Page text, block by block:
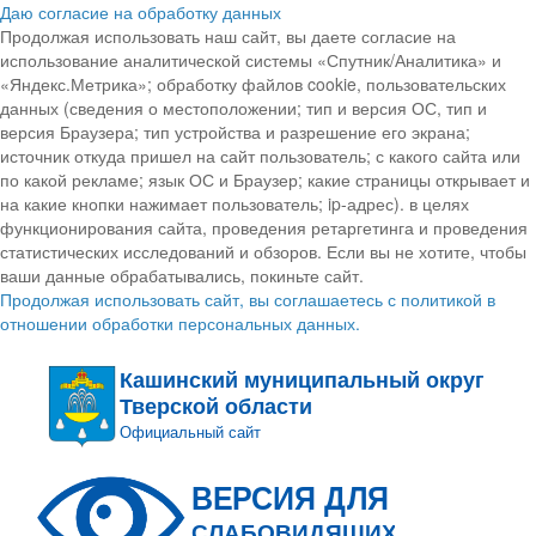
Даю согласие на обработку данных
Продолжая использовать наш сайт, вы даете согласие на
использование аналитической системы «Спутник/Аналитика» и
«Яндекс.Метрика»; обработку файлов cookie, пользовательских
данных (сведения о местоположении; тип и версия ОС, тип и
версия Браузера; тип устройства и разрешение его экрана;
источник откуда пришел на сайт пользователь; с какого сайта или
по какой рекламе; язык ОС и Браузер; какие страницы открывает и
на какие кнопки нажимает пользователь; ip-адрес). в целях
функционирования сайта, проведения ретаргетинга и проведения
статистических исследований и обзоров. Если вы не хотите, чтобы
ваши данные обрабатывались, покиньте сайт.
Продолжая использовать сайт, вы соглашаетесь с политикой в
отношении обработки персональных данных.